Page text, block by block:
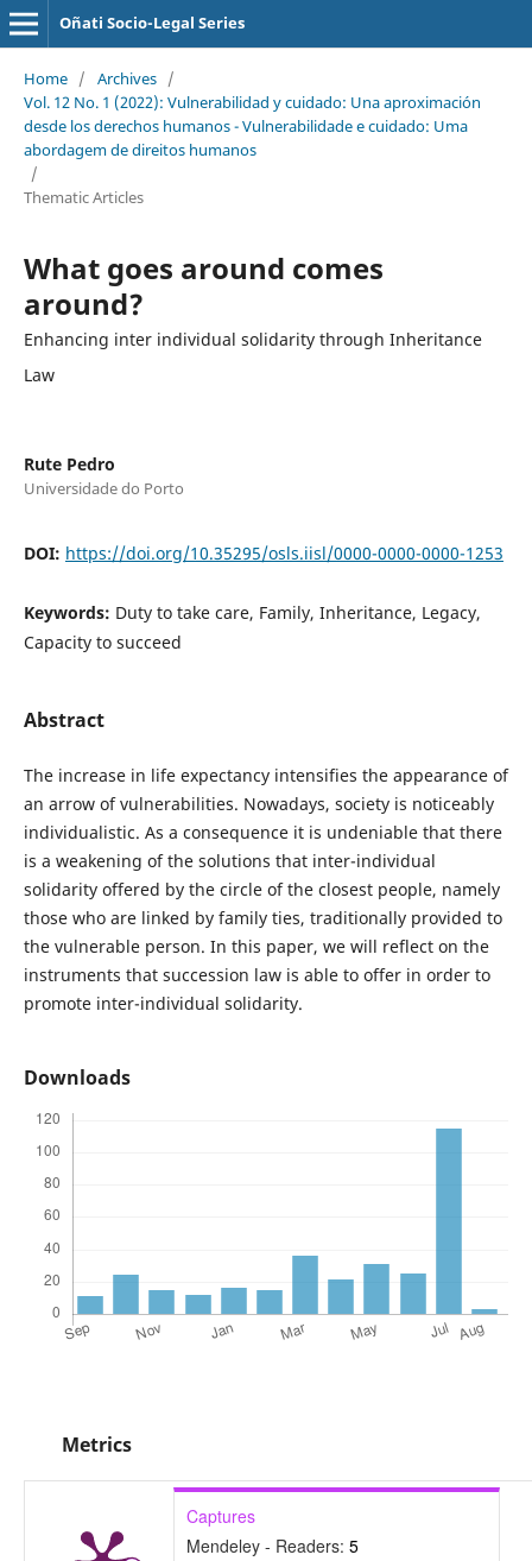
Oñati Socio-Legal Series
Home / Archives /
Vol. 12 No. 1 (2022): Vulnerabilidad y cuidado: Una aproximación
desde los derechos humanos - Vulnerabilidade e cuidado: Uma
abordagem de direitos humanos
/
Thematic Articles
What goes around comes
around?
Enhancing inter individual solidarity through Inheritance
Law
Rute Pedro
Universidade do Porto
DOI: https://doi.org/10.35295/osls.iisl/0000-0000-0000-1253
Keywords: Duty to take care, Family, Inheritance, Legacy,
Capacity to succeed
Abstract
The increase in life expectancy intensifies the appearance of
an arrow of vulnerabilities. Nowadays, society is noticeably
individualistic. As a consequence it is undeniable that there
is a weakening of the solutions that inter-individual
solidarity offered by the circle of the closest people, namely
those who are linked by family ties, traditionally provided to
the vulnerable person. In this paper, we will reflect on the
instruments that succession law is able to offer in order to
promote inter-individual solidarity.
Downloads
Metrics
Captures
Mendeley - Readers: 5